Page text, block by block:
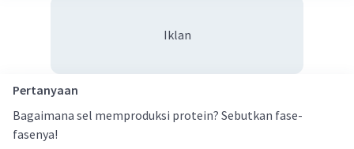
Iklan
Pertanyaan
Bagaimana sel memproduksi protein? Sebutkan fase-
fasenya!